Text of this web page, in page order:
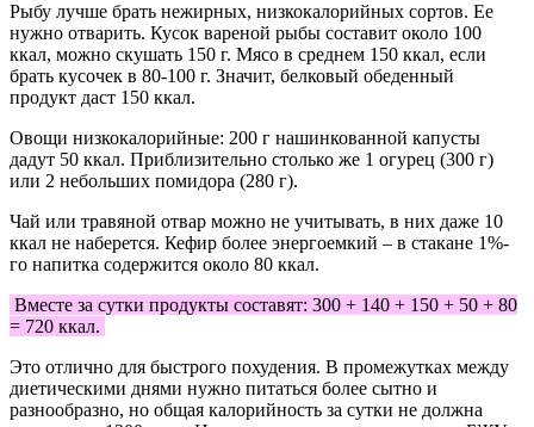
Рыбу лучше брать нежирных, низкокалорийных сортов. Ее
нужно отварить. Кусок вареной рыбы составит около 100
ккал, можно скушать 150 г. Мясо в среднем 150 ккал, если
брать кусочек в 80-100 г. Значит, белковый обеденный
продукт даст 150 ккал.
Овощи низкокалорийные: 200 г нашинкованной капусты
дадут 50 ккал. Приблизительно столько же 1 огурец (300 г)
или 2 небольших помидора (280 г).
Чай или травяной отвар можно не учитывать, в них даже 10
ккал не наберется. Кефир более энергоемкий – в стакане 1%-
го напитка содержится около 80 ккал.
Вместе за сутки продукты составят: 300 + 140 + 150 + 50 + 80
= 720 ккал.
Это отлично для быстрого похудения. В промежутках между
диетическими днями нужно питаться более сытно и
разнообразно, но общая калорийность за сутки не должна